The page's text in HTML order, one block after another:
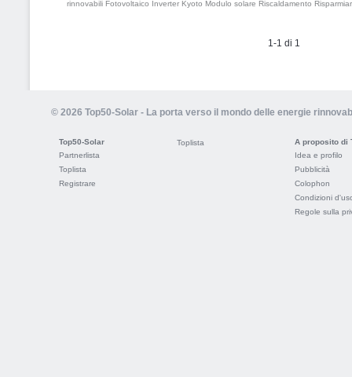
rinnovabili Fotovoltaico Inverter Kyoto Modulo solare Riscaldamento
1-1 di 1
© 2026 Top50-Solar - La porta verso il mondo delle energie
Top50-Solar
Partnerlista
Toplista
Registrare
Toplista
A proposito di
Idea e profilo
Pubblicità
Colophon
Condizioni
Regole sulla